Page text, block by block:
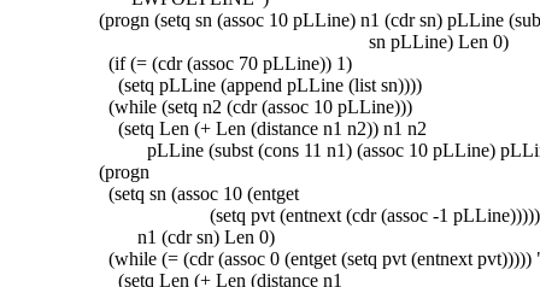
(progn (setq sn (assoc 10 pLLine) n1 (cdr sn) pLLine
sn pLLine) Len 0)
(if (= (cdr (assoc 70 pLLine)) 1)
(setq pLLine (append pLLine (list sn))))
(while (setq n2 (cdr (assoc 10 pLLine)))
(setq Len (+ Len (distance n1 n2)) n1 n2
pLLine (subst (cons 11 n1) (assoc 10 pLLine)
(progn
(setq sn (assoc 10 (entget
(setq pvt (entnext (cdr (assoc -1
n1 (cdr sn) Len 0)
(while (= (cdr (assoc 0 (entget (setq pvt (entnext
(setq Len (+ Len (distance n1